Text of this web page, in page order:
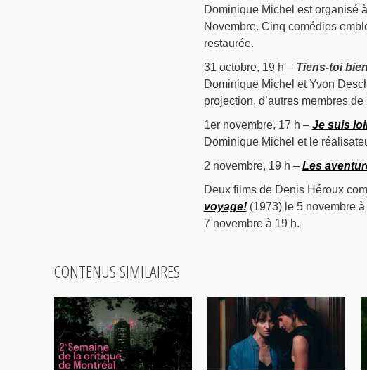
Dominique Michel est organisé
Novembre. Cinq comédies
restaurée.
31 octobre, 19 h – Tiens-toi
Dominique Michel et Yvon
projection, d’autres membres
1er novembre, 17 h – Je suis
Dominique Michel et le
2 novembre, 19 h – Les
Deux films de Denis Héroux
voyage!(1973) le 5 novembre
7 novembre à 19 h.
CONTENUS SIMILAIRES